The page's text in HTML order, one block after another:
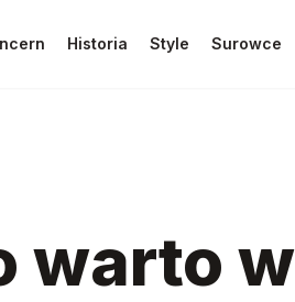
Historia Style Surowce
warto